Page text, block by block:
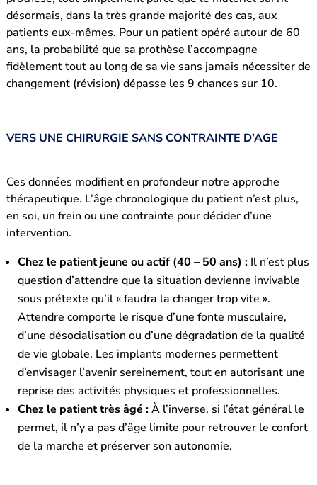
désormais, dans la très grande majorité des cas, aux
patients eux-mêmes. Pour un patient opéré autour de 60
ans, la probabilité que sa prothèse l’accompagne
fidèlement tout au long de sa vie sans jamais nécessiter de
changement (révision) dépasse les 9 chances sur 10.
VERS UNE CHIRURGIE SANS CONTRAINTE D’AGE
Ces données modifient en profondeur notre approche
thérapeutique. L’âge chronologique du patient n’est plus,
en soi, un frein ou une contrainte pour décider d’une
intervention.
Chez le patient jeune ou actif (40 – 50 ans) :Il n’est plus
question d’attendre que la situation devienne invivable
sous prétexte qu’il « faudra la changer trop vite ».
Attendre comporte le risque d’une fonte musculaire,
d’une désocialisation ou d’une dégradation de la qualité
de vie globale. Les implants modernes permettent
d’envisager l’avenir sereinement, tout en autorisant une
reprise des activités physiques et professionnelles.
Chez le patient très âgé :À l’inverse, si l’état général le
permet, il n’y a pas d’âge limite pour retrouver le confort
de la marche et préserver son autonomie.